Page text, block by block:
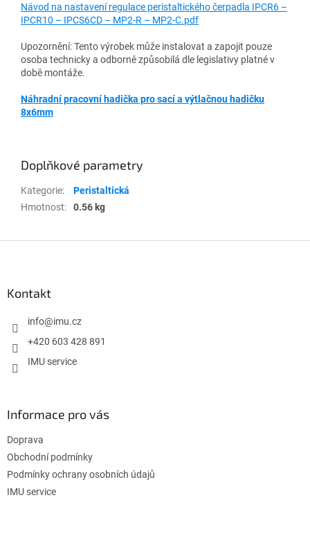
Návod na nastavení regulace peristaltického čerpadla IPCR6 –
IPCR10 – IPCS6CD – MP2-R – MP2-C.pdf
Upozornění: Tento výrobek může instalovat a zapojit pouze
osoba technicky a odborně způsobilá dle legislativy platné v
době montáže.
Náhradní pracovní hadička pro sací a výtlačnou hadičku
8x6mm
Doplňkové parametry
Kategorie:
Peristaltická
Hmotnost: 0.56 kg
Kontakt
info@imu.cz
+420 603 428 891
IMU service
Informace pro vás
Doprava
Obchodní podmínky
Podmínky ochrany osobních údajů
IMU service